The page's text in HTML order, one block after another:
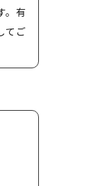
。有
てご